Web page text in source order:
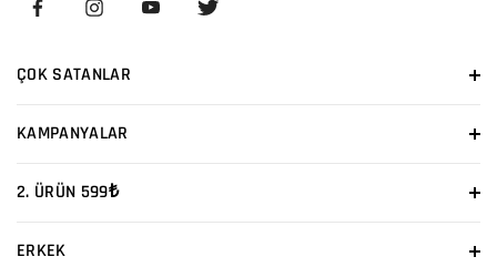
ÇOK SATANLAR
KAMPANYALAR
2. ÜRÜN 599₺
ERKEK